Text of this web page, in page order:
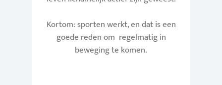
Kortom: sporten werkt, en dat is een
goede reden om regelmatig in
beweging te komen.